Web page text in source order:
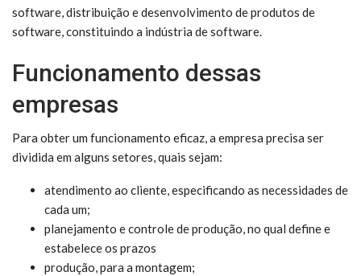
software, distribuição e desenvolvimento de produtos de
software, constituindo a indústria de software.
Funcionamento dessas
empresas
Para obter um funcionamento eficaz, a empresa precisa ser
dividida em alguns setores, quais sejam:
atendimento ao cliente, especificando as necessidades de
cada um;
planejamento e controle de produção, no qual define e
estabelece os prazos
produção, para a montagem;